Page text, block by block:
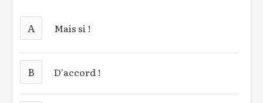
A Mais si !
B D'accord !